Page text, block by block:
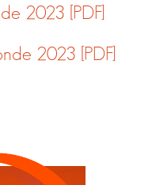
2023 [PDF]
2023 [PDF]